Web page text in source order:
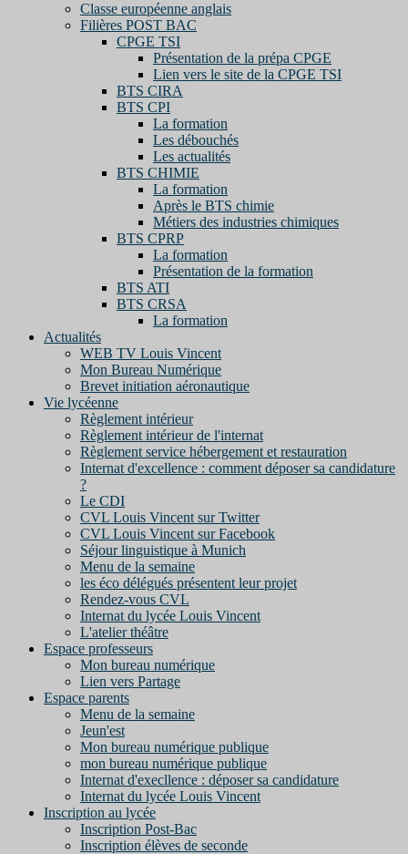
Classe européenne anglais
Filières POST BAC
CPGE TSI
Présentation de la prépa CPGE
Lien vers le site de la CPGE TSI
BTS CIRA
BTS CPI
La formation
Les débouchés
Les actualités
BTS CHIMIE
La formation
Après le BTS chimie
Métiers des industries chimiques
BTS CPRP
La formation
Présentation de la formation
BTS ATI
BTS CRSA
La formation
Actualités
WEB TV Louis Vincent
Mon Bureau Numérique
Brevet initiation aéronautique
Vie lycéenne
Règlement intérieur
Règlement intérieur de l'internat
Règlement service hébergement et restauration
Internat d'excellence : comment déposer sa candidature
?
Le CDI
CVL Louis Vincent sur Twitter
CVL Louis Vincent sur Facebook
Séjour linguistique à Munich
Menu de la semaine
les éco délégués présentent leur projet
Rendez-vous CVL
Internat du lycée Louis Vincent
L'atelier théâtre
Espace professeurs
Mon bureau numérique
Lien vers Partage
Espace parents
Menu de la semaine
Jeun'est
Mon bureau numérique publique
mon bureau numérique publique
Internat d'execllence : déposer sa candidature
Internat du lycée Louis Vincent
Inscription au lycée
Inscription Post-Bac
Inscription élèves de seconde